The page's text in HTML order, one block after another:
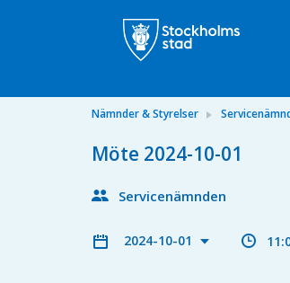
Nämnder & Styrelser
Möte 2024-10-01
Servicenämnden
2024-10-01